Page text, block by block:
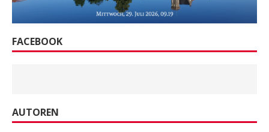
FACEBOOK
AUTOREN